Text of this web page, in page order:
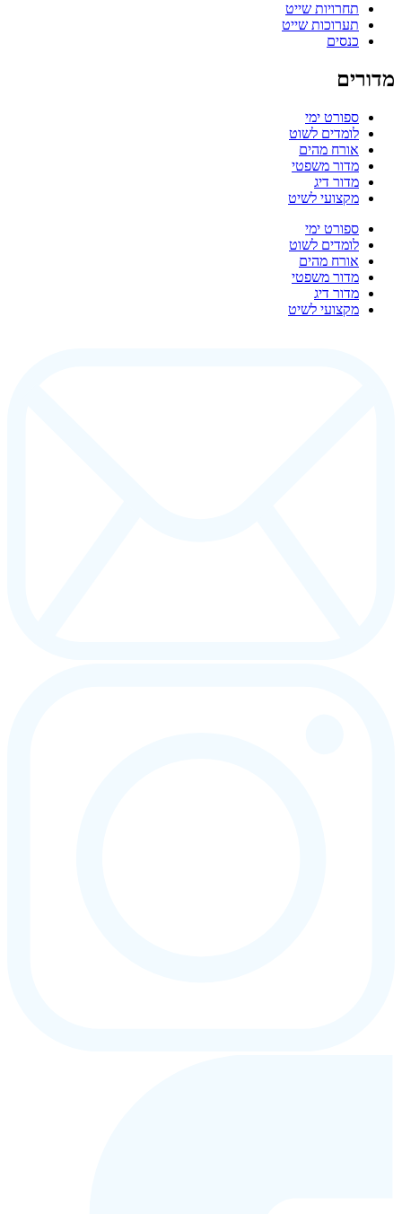
תחרויות שייט
תערוכות שייט
כנסים
מדורים
ספורט ימי
לומדים לשוט
אורח מהים
מדור משפטי
מדור דיג
מקצועי לשיט
ספורט ימי
לומדים לשוט
אורח מהים
מדור משפטי
מדור דיג
מקצועי לשיט